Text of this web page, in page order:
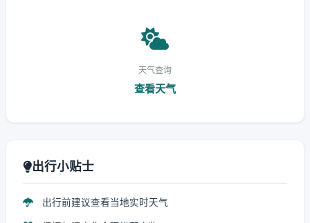
天气查询
查看天气
出行小贴士
出行前建议查看当地实时天气